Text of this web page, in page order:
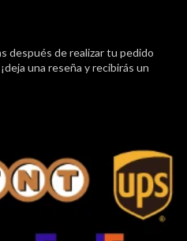
después de realizar tu pedido
una reseña y recibirás un